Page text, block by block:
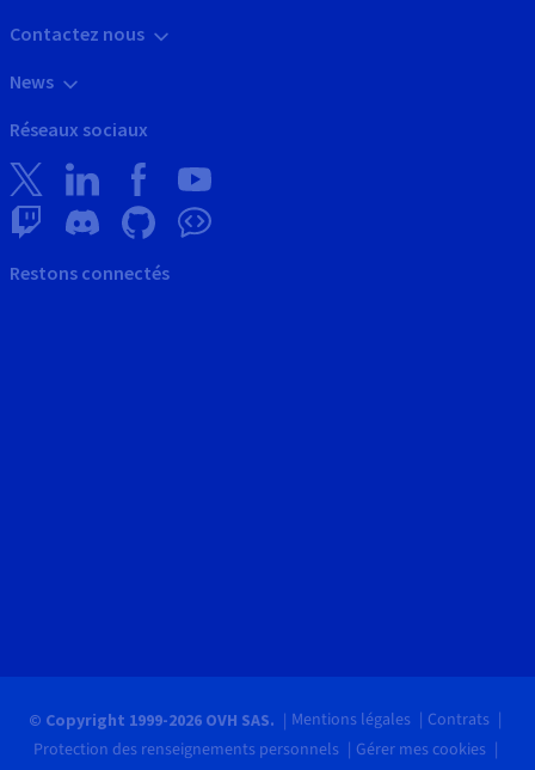
Contactez nous
News
Réseaux sociaux
Restons connectés
© Copyright 1999-2026 OVH SAS. Mentions légales
Contrats
Protection des renseignements personnels
Gérer mes cookies